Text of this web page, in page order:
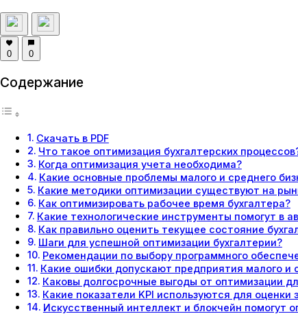
0 0
Содержание
Скачать в PDF
Что такое оптимизация бухгалтерских
Когда оптимизация учета необходима?
Какие основные проблемы малого и среднего
Какие методики оптимизации существуют на
Как оптимизировать рабочее время бухгалтера?
Какие технологические инструменты помогут в
Как правильно оценить текущее состояние
Шаги для успешной оптимизации бухгалтерии?
Рекомендации по выбору программного
Какие ошибки допускают предприятия малого и
Каковы долгосрочные выгоды от оптимизации
Какие показатели KPI используются для
Искусственный интеллект и блокчейн помогут